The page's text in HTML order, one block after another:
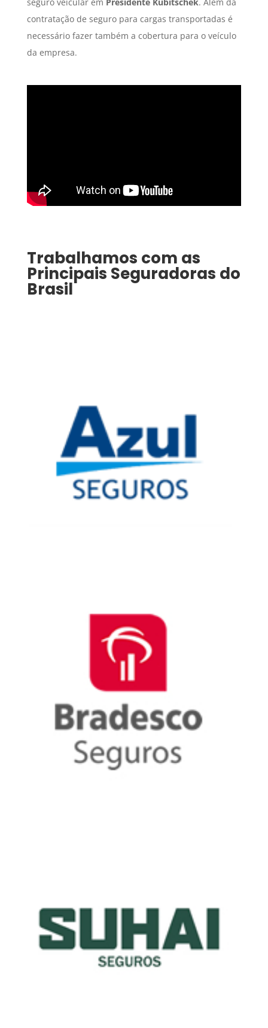
contratação de seguro para cargas transportadas é
necessário fazer também a cobertura para o veículo
da empresa.
Trabalhamos com as
Principais Seguradoras do
Brasil